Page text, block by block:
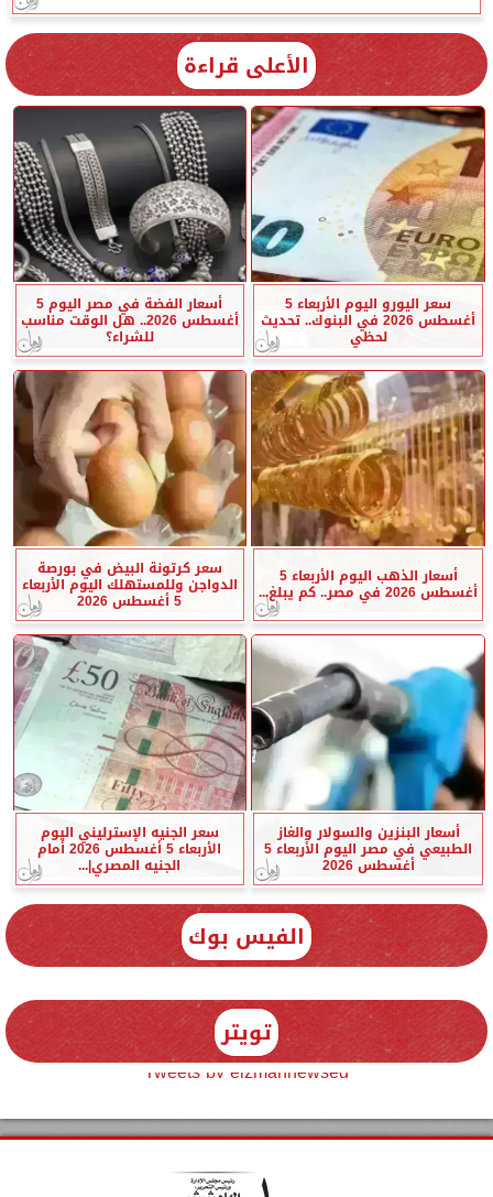
الأعلى قراءة
سعر اليورو اليوم الأربعاء 5
أغسطس 2026 في البنوك.. تحديث
لحظي
أسعار الفضة في مصر اليوم 5
أغسطس 2026.. هل الوقت مناسب
للشراء؟
أسعار الذهب اليوم الأربعاء 5
أغسطس 2026 في مصر.. كم يبلغ...
سعر كرتونة البيض في بورصة
الدواجن وللمستهلك اليوم الأربعاء
5 أغسطس 2026
أسعار البنزين والسولار والغاز
الطبيعي في مصر اليوم الأربعاء 5
أغسطس 2026
سعر الجنيه الإسترليني اليوم
الأربعاء 5 أغسطس 2026 أمام
الجنيه المصري|...
الفيس بوك
تويتر
Tweets by elzmannewseg